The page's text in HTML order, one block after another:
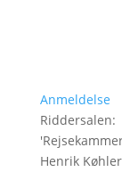
Anmeldelse
Riddersalen:
'
Henrik